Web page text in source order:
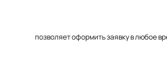
позволяет оформить заявку в любое